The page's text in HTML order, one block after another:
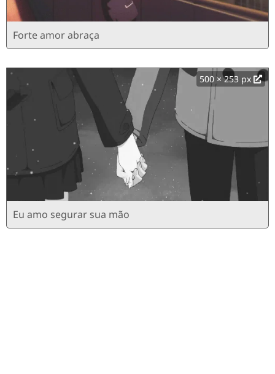
Forte amor abraça
500 × 253 px
Eu amo segurar sua mão